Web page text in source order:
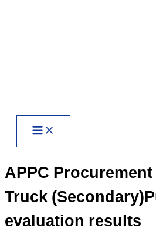
APPC
Truck
evaluation results